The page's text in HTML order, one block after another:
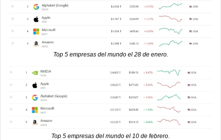
Top 5 empresas del mundo el 28 de enero.
Top 5 empresas del mundo el 10 de febrero.